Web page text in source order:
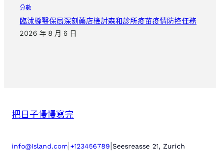
分數
臨沭縣醫保局深刻藥店檢討森和診所疫苗疫情防控任務
2026 年 8 月 6 日
把日子慢慢寫完
info@Island.com +123456789 Seesreasse 21, Zurich